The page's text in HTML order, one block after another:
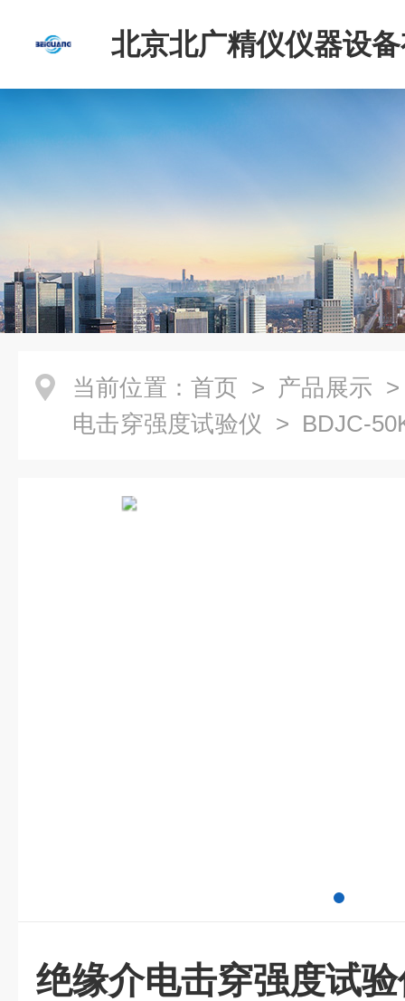
北京北广精仪仪器设
司
当前位置： 首页 > 产品展示
电击穿强度试验仪 > BDJC-
绝缘介电击穿强度试